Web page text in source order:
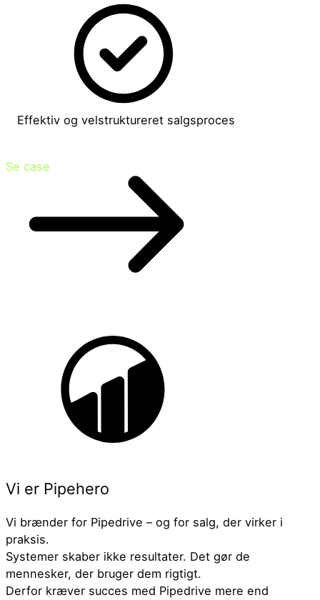
Effektiv og velstruktureret salgsproces
Se case
Vi er Pipehero
Vi brænder for Pipedrive – og for salg, der virker i
praksis.
Systemer skaber ikke resultater. Det gør de
mennesker, der bruger dem rigtigt.
Derfor kræver succes med Pipedrive mere end